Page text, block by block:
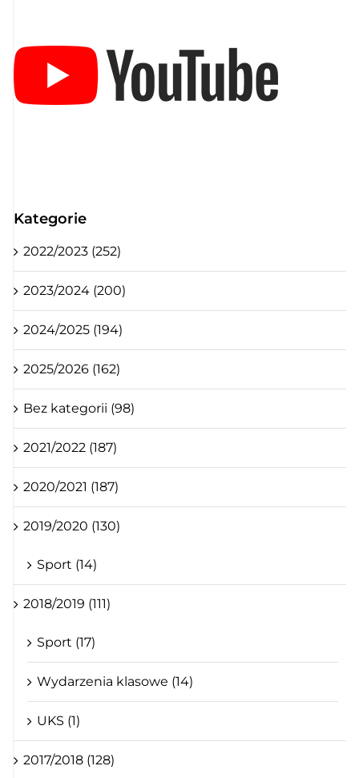
Kategorie
2022/2023 (252)
2023/2024 (200)
2024/2025 (194)
2025/2026 (162)
Bez kategorii (98)
2021/2022 (187)
2020/2021 (187)
2019/2020 (130)
Sport (14)
2018/2019 (111)
Sport (17)
Wydarzenia klasowe (14)
UKS (1)
2017/2018 (128)